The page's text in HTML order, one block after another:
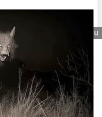
Zavrieť reklamu